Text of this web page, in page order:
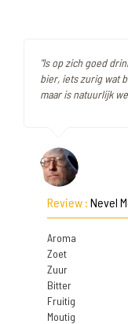
"Is op zich goed
bier, iets zurig wat
maar is natuurlijk
Review : Nevel
Aroma
Zoet
Zuur
Bitter
Fruitig
Moutig